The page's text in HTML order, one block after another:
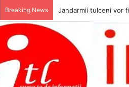
Breaking News Jandarmii tulceni vor